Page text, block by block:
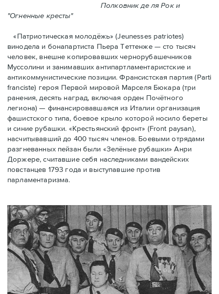
Полковник де ля Рок и
"Огненные кресты"
«Патриотическая молодёжь» (Jeunesses patriotes)
винодела и бонапартиста Пьера Тeттенже — cто тысяч
человек, внешне копировавших чернорубашечников
Муссолини и занимавших антипартламентаристские и
антикоммунистические позиции. Франсистская партия (Parti
franciste) героя Первой мировой Марселя Бюкара (три
ранения, десять наград, включая орден Почётного
легиона) — финансировавшаяся из Италии организация
фашистского типа, боевое крыло которой носило береты
и синие рубашки. «Крестьянский фронт» (Front paysan),
насчитывавший до 400 тысяч членов. Боевыми отрядами
разгневанных пейзан были «Зелёные рубашки» Анри
Доржере, считавшие себя наследниками вандейских
повстанцев 1793 года и выступавшие против
парламентаризма.